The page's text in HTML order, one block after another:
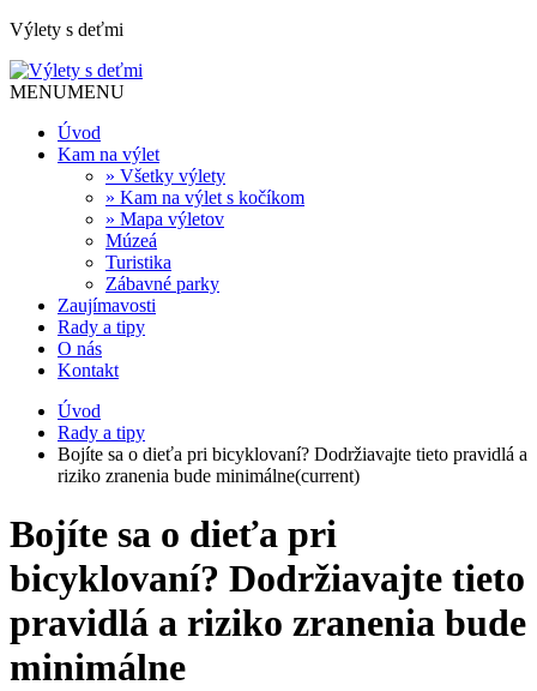
Výlety s deťmi
MENUMENU
Úvod
Kam na výlet
» Všetky výlety
» Kam na výlet s kočíkom
» Mapa výletov
Múzeá
Turistika
Zábavné parky
Zaujímavosti
Rady a tipy
O nás
Kontakt
Úvod
Rady a tipy
Bojíte sa o dieťa pri bicyklovaní? Dodržiavajte tieto pravidlá a
riziko zranenia bude minimálne(current)
Bojíte sa o dieťa pri
bicyklovaní? Dodržiavajte tieto
pravidlá a riziko zranenia bude
minimálne